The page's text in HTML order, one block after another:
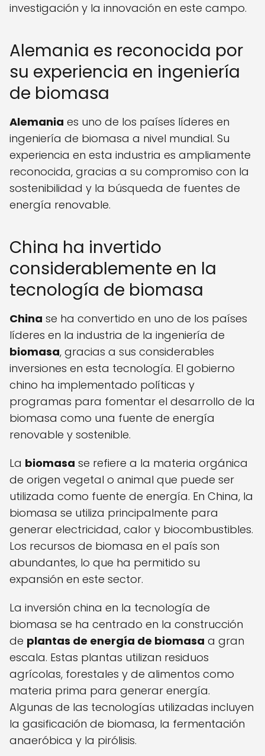
investigación y la innovación en este campo.
Alemania es reconocida por
su experiencia en ingeniería
de biomasa
Alemania es uno de los países líderes en
ingeniería de biomasa a nivel mundial. Su
experiencia en esta industria es ampliamente
reconocida, gracias a su compromiso con la
sostenibilidad y la búsqueda de fuentes de
energía renovable.
China ha invertido
considerablemente en la
tecnología de biomasa
China se ha convertido en uno de los países
líderes en la industria de la ingeniería de
biomasa, gracias a sus considerables
inversiones en esta tecnología. El gobierno
chino ha implementado políticas y
programas para fomentar el desarrollo de la
biomasa como una fuente de energía
renovable y sostenible.
La biomasa se refiere a la materia orgánica
de origen vegetal o animal que puede ser
utilizada como fuente de energía. En China, la
biomasa se utiliza principalmente para
generar electricidad, calor y biocombustibles.
Los recursos de biomasa en el país son
abundantes, lo que ha permitido su
expansión en este sector.
La inversión china en la tecnología de
biomasa se ha centrado en la construcción
de plantas de energía de biomasa a gran
escala. Estas plantas utilizan residuos
agrícolas, forestales y de alimentos como
materia prima para generar energía.
Algunas de las tecnologías utilizadas incluyen
la gasificación de biomasa, la fermentación
anaeróbica y la pirólisis.